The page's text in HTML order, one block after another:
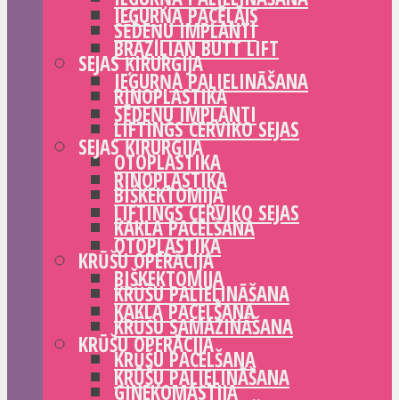
SĒDEŅU IMPLANTI
SEJAS ĶIRURĢIJA
RINOPLASTIKA
LIFTINGS CERVIKO SEJAS
OTOPLASTIKA
BIŠKEKTOMIJA
KAKLA PACELŠANA
KRŪŠU OPERĀCIJA
KRŪŠU PALIELINĀŠANA
KRŪŠU SAMAZINĀŠANA
KRŪŠU PACELŠANA
GINEKOMASTIJA
IEGURŅA PACĒLĀJS
BRAZILIAN BUTT LIFT
IEGURŅA PALIELINĀŠANA
SĒDEŅU IMPLANTI
SEJAS ĶIRURĢIJA
RINOPLASTIKA
LIFTINGS CERVIKO SEJAS
OTOPLASTIKA
BIŠKEKTOMIJA
KAKLA PACELŠANA
KRŪŠU OPERĀCIJA
KRŪŠU PALIELINĀŠANA